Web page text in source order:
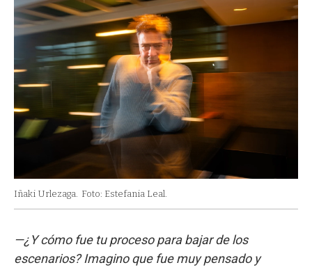
Iñaki Urlezaga. Foto: Estefania Leal.
—¿Y cómo fue tu proceso para bajar de los
escenarios? Imagino que fue muy pensado y